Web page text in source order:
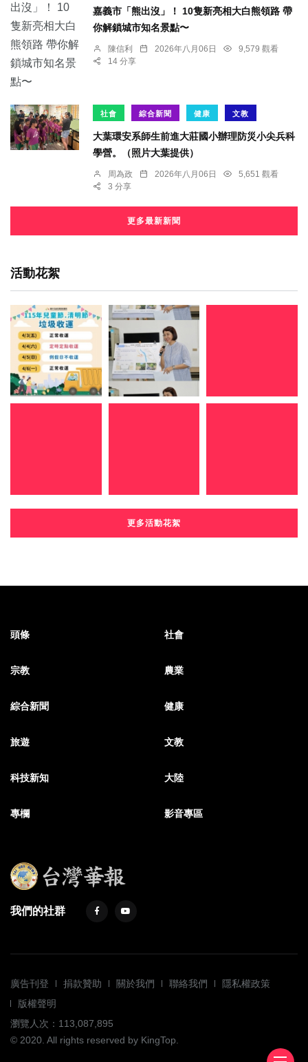
嘉義市「熊出沒」！ 10隻新亮相大白熊領路 帶
你解鎖城市知名景點〜
陳信利 2026年八月06日
9,579 觀看
14 分享
社會 綜合新聞 健康 文教
大葉環安系師生前進大莊國小辦理防災小尖兵科
學營。（照片大葉提供）
周為政 2026年八月06日
5,651 觀看
3 分享
更多最新新聞
活動花絮
更多活動花絮
頭條 社會
宗教 農業
綜合新聞 健康
旅遊 文教
科技新知 大陸
專欄 影音專區
我們的社群
廣告刊登 捐款贊助 關於我們 聯絡我們
隱私權政策
版權聲明
瀏覽人次：113,087,895
© 2020. All rights reserved by KingTop.